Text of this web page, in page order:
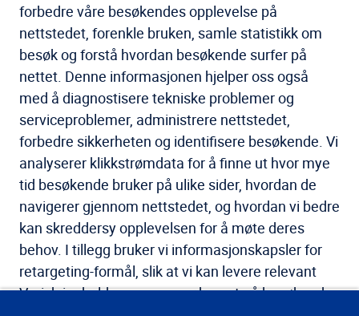
forbedre våre besøkendes opplevelse på
nettstedet, forenkle bruken, samle statistikk om
besøk og forstå hvordan besøkende surfer på
nettet. Denne informasjonen hjelper oss også
med å diagnostisere tekniske problemer og
serviceproblemer, administrere nettstedet,
forbedre sikkerheten og identifisere besøkende. Vi
analyserer klikkstrømdata for å finne ut hvor mye
tid besøkende bruker på ulike sider, hvordan de
navigerer gjennom nettstedet, og hvordan vi bedre
kan skreddersy opplevelsen for å møte deres
behov. I tillegg bruker vi informasjonskapsler for
retargeting-formål, slik at vi kan levere relevant
Verisk-innhold og -annonser basert på besøkendes